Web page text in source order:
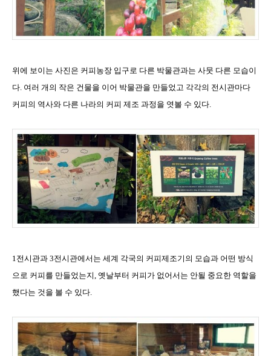
위에 보이는 사진은 커피농장 입구로 다른 박물관과는 사뭇 다른 모습이
다. 여러 개의 작은 건물을 이어 박물관을 만들었고 각각의 전시관마다
커피의 역사와 다른 나라의 커피 제조 과정을 엿볼 수 있다.
1전시관과 3전시관에서는 세계 각국의 커피제조기의 모습과 어떤 방식
으로 커피를 만들었는지, 옛날부터 커피가 없어서는 안될 중요한 역할을
했다는 것을 볼 수 있다.